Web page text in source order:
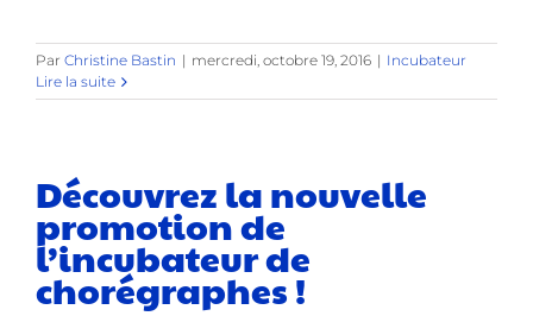
Par Christine Bastin | mercredi, octobre 19, 2016 | Incubateur
Lire la suite
Découvrez la nouvelle
promotion de
l’incubateur de
chorégraphes !